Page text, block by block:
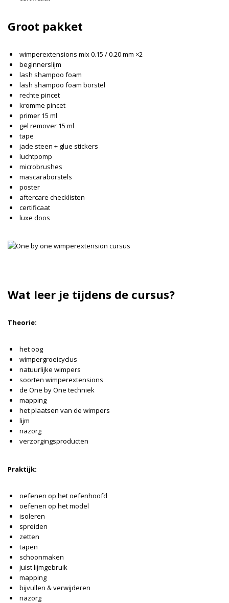
Groot pakket
wimperextensions mix 0.15 / 0.20 mm ×2
beginnerslijm
lash shampoo foam
lash shampoo foam borstel
rechte pincet
kromme pincet
primer 15 ml
gel remover 15 ml
tape
jade steen + glue stickers
luchtpomp
microbrushes
mascaraborstels
poster
aftercare checklisten
certificaat
luxe doos
Wat leer je tijdens de cursus?
Theorie:
het oog
wimpergroeicyclus
natuurlijke wimpers
soorten wimperextensions
de One by One techniek
mapping
het plaatsen van de wimpers
lijm
nazorg
verzorgingsproducten
Praktijk:
oefenen op het oefenhoofd
oefenen op het model
isoleren
spreiden
zetten
tapen
schoonmaken
juist lijmgebruik
mapping
bijvullen & verwijderen
nazorg